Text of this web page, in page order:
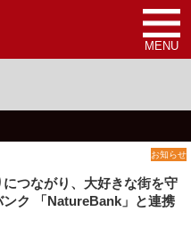
MENU
お知らせ
つながり、大好きな街を守
ク 「NatureBank」と連携